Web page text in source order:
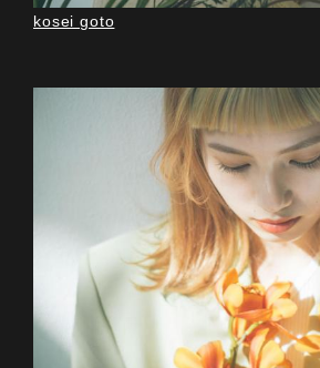
kosei goto